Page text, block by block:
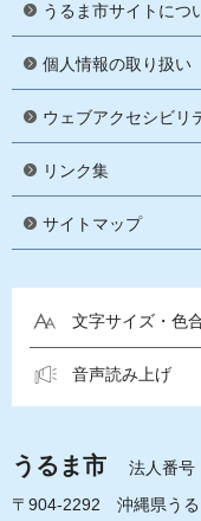
うるま市サイトにつ
個人情報の取り扱い
ウェブアクセシビリ
リンク集
サイトマップ
文字サイズ・色
音声読み上げ
うるま市
法人番号
〒904-2292 沖縄県うる